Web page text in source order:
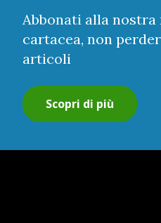
Abbonati alla nostra
cartacea, non
articoli
Scopri di più